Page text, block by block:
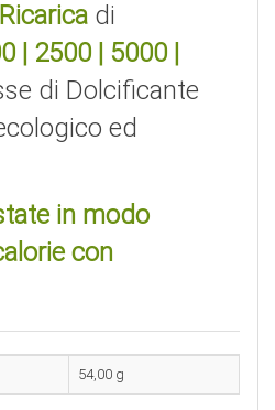
di
2500 5000
di Dolcificante
ed
in modo
con
54,00 g